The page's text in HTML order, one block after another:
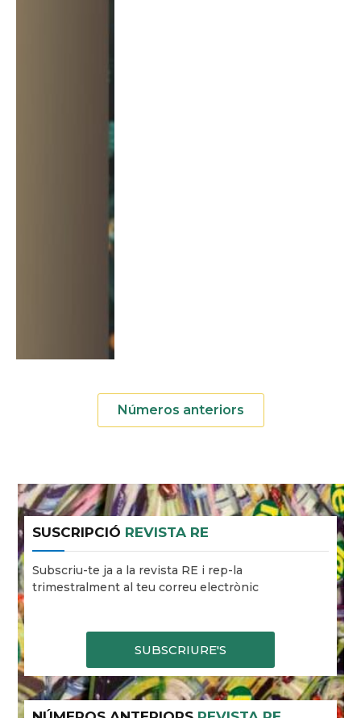
Números anteriors
SUSCRIPCIÓ REVISTA RE
Subscriu-te ja a la revista RE i rep-la
trimestralment al teu correu electrònic
SUBSCRIURE'S